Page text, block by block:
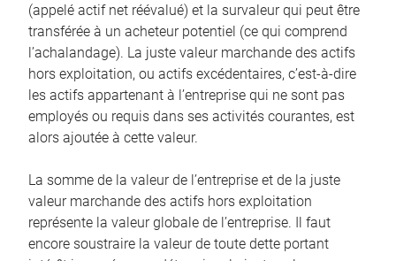
(appelé actif net réévalué) et la survaleur qui peut être
transférée à un acheteur potentiel (ce qui comprend
l’achalandage). La juste valeur marchande des actifs
hors exploitation, ou actifs excédentaires, c’est-à-dire
les actifs appartenant à l’entreprise qui ne sont pas
employés ou requis dans ses activités courantes, est
alors ajoutée à cette valeur.
La somme de la valeur de l’entreprise et de la juste
valeur marchande des actifs hors exploitation
représente la valeur globale de l’entreprise. Il faut
encore soustraire la valeur de toute dette portant